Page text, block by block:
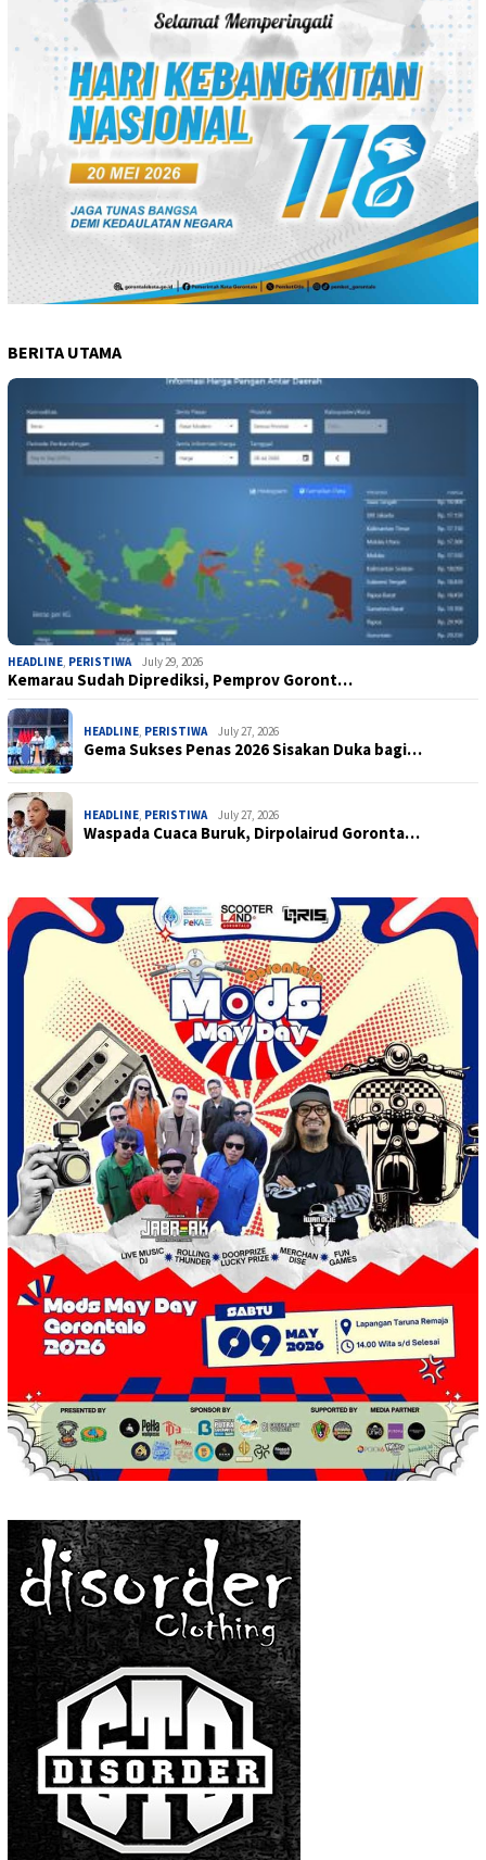
BERITA UTAMA
HEADLINE PERISTIWA July 29, 2026
Kemarau Sudah Diprediksi, Pemprov Goront…
HEADLINE PERISTIWA July 27, 2026
Gema Sukses Penas 2026 Sisakan Duka bagi…
HEADLINE PERISTIWA July 27, 2026
Waspada Cuaca Buruk, Dirpolairud Goronta…